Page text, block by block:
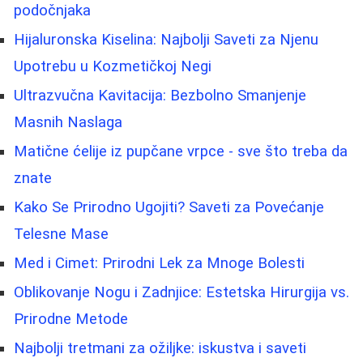
podočnjaka
Hijaluronska Kiselina: Najbolji Saveti za Njenu
Upotrebu u Kozmetičkoj Negi
Ultrazvučna Kavitacija: Bezbolno Smanjenje
Masnih Naslaga
Matične ćelije iz pupčane vrpce - sve što treba da
znate
Kako Se Prirodno Ugojiti? Saveti za Povećanje
Telesne Mase
Med i Cimet: Prirodni Lek za Mnoge Bolesti
Oblikovanje Nogu i Zadnjice: Estetska Hirurgija vs.
Prirodne Metode
Najbolji tretmani za ožiljke: iskustva i saveti